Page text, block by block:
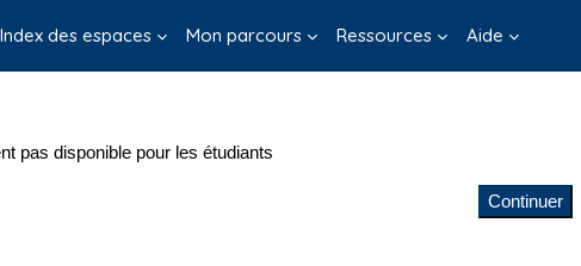
Index des espaces Mon parcours Ressources Aide
pas disponible pour les étudiants
Continuer